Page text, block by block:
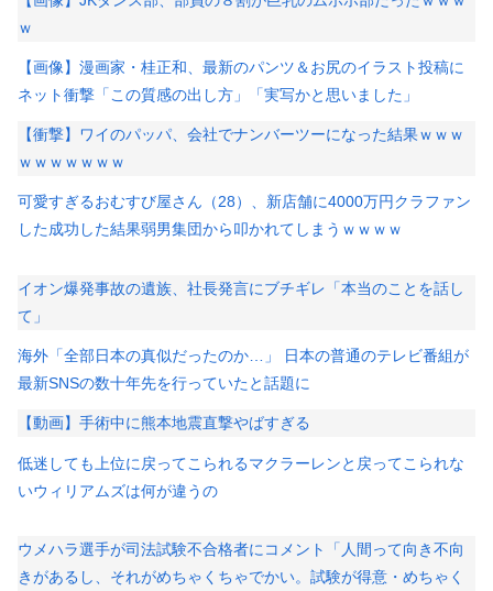
ｗ
【画像】漫画家・桂正和、最新のパンツ＆お尻のイラスト投稿に
ネット衝撃「この質感の出し方」「実写かと思いました」
【衝撃】ワイのパッパ、会社でナンバーツーになった結果ｗｗｗ
ｗｗｗｗｗｗｗ
可愛すぎるおむすび屋さん（28）、新店舗に4000万円クラファン
した成功した結果弱男集団から叩かれてしまうｗｗｗｗ
イオン爆発事故の遺族、社長発言にブチギレ「本当のことを話し
て」
海外「全部日本の真似だったのか…」 日本の普通のテレビ番組が
最新SNSの数十年先を行っていたと話題に
【動画】手術中に熊本地震直撃やばすぎる
低迷しても上位に戻ってこられるマクラーレンと戻ってこられな
いウィリアムズは何が違うの
ウメハラ選手が司法試験不合格者にコメント「人間って向き不向
きがあるし、それがめちゃくちゃでかい。試験が得意・めちゃく